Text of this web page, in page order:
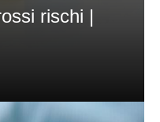
rischi |